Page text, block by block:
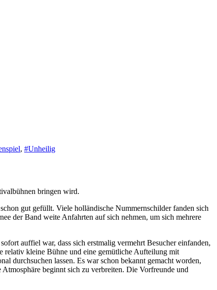
, #Unheilig
bringen wird.
gut gefüllt. Viele holländische Nummernschilder fanden sich
der Band weite Anfahrten auf sich nehmen, um sich mehrere
auffiel war, dass sich erstmalig vermehrt Besucher einfanden,
relativ kleine Bühne und eine gemütliche Aufteilung mit
durchsuchen lassen. Es war schon bekannt gemacht worden,
beginnt sich zu verbreiten. Die Vorfreunde und